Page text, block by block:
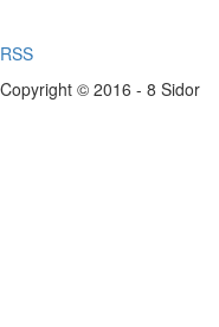
RSS
Copyright © 2016 - 8 Sidor